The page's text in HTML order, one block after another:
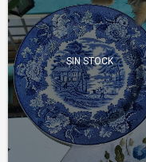
SIN STOCK